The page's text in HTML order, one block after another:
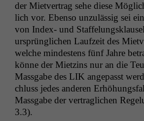
der Mietver­trag sehe diese
lich vor. Eben­so unzuläs­sig sei
von Index- und
ursprünglichen Laufzeit des
welche min­destens fünf Jahre
könne der Miet­zins nur an die
Mass­gabe des LIK angepasst
chluss jedes anderen
Mass­gabe der ver­traglichen
3.3).